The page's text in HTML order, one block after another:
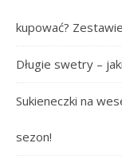
kupować?
Długie swetry –
Sukieneczki na
sezon!